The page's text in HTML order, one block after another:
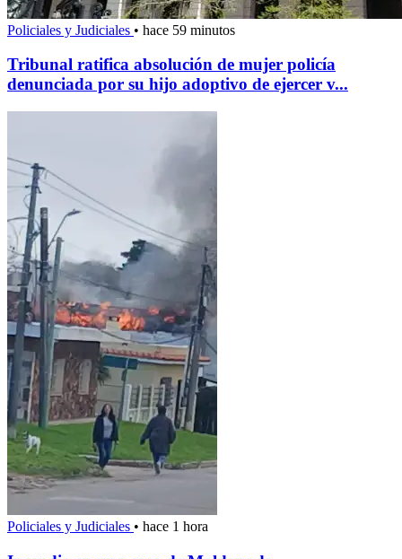
Policiales y Judiciales • hace 59 minutos
Tribunal ratifica absolución de mujer policía
denunciada por su hijo adoptivo de ejercer v...
Policiales y Judiciales • hace 1 hora